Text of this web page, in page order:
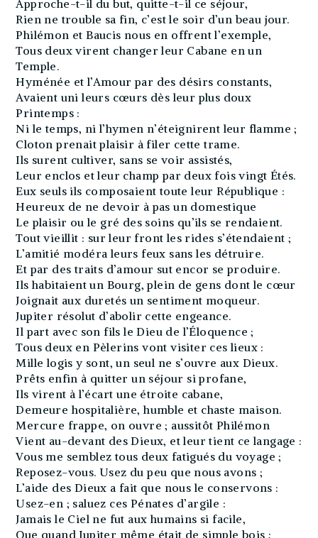
Approche-t-il du but, quitte-t-il ce séjour,
Rien ne trouble sa fin, c’est le soir d’un beau jour.
Philémon et Baucis nous en offrent l’exemple,
Tous deux virent changer leur Cabane en un
Temple.
Hyménée et l’Amour par des désirs constants,
Avaient uni leurs cœurs dès leur plus doux
Printemps :
Ni le temps, ni l’hymen n’éteignirent leur flamme ;
Cloton prenait plaisir à filer cette trame.
Ils surent cultiver, sans se voir assistés,
Leur enclos et leur champ par deux fois vingt Étés.
Eux seuls ils composaient toute leur République :
Heureux de ne devoir à pas un domestique
Le plaisir ou le gré des soins qu’ils se rendaient.
Tout vieillit : sur leur front les rides s’étendaient ;
L’amitié modéra leurs feux sans les détruire.
Et par des traits d’amour sut encor se produire.
Ils habitaient un Bourg, plein de gens dont le cœur
Joignait aux duretés un sentiment moqueur.
Jupiter résolut d’abolir cette engeance.
Il part avec son fils le Dieu de l’Éloquence ;
Tous deux en Pèlerins vont visiter ces lieux :
Mille logis y sont, un seul ne s’ouvre aux Dieux.
Prêts enfin à quitter un séjour si profane,
Ils virent à l’écart une étroite cabane,
Demeure hospitalière, humble et chaste maison.
Mercure frappe, on ouvre ; aussitôt Philémon
Vient au-devant des Dieux, et leur tient ce langage :
Vous me semblez tous deux fatigués du voyage ;
Reposez-vous. Usez du peu que nous avons ;
L’aide des Dieux a fait que nous le conservons :
Usez-en ; saluez ces Pénates d’argile :
Jamais le Ciel ne fut aux humains si facile,
Que quand Jupiter même était de simple bois ;